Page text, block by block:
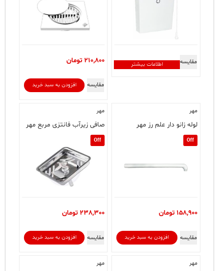
اطلاعات بیشتر مقایسه 210,800 تومان
افزودن به سبد خرید مقایسه
مهر
لوله زانو دار علم رز مهر
Off
158,900 تومان
افزودن به سبد خرید مقایسه
مهر
صافی زیرآب فانتزی مربع مهر
Off
238,300 تومان
افزودن به سبد خرید مقایسه
مهر مهر